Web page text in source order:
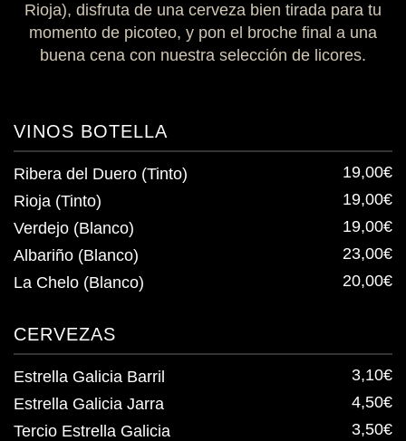
Rioja), disfruta de una cerveza bien tirada para tu
momento de picoteo, y pon el broche final a una
buena cena con nuestra selección de licores.
VINOS BOTELLA
Ribera del Duero (Tinto)
19,00€
Rioja (Tinto)
19,00€
Verdejo (Blanco)
19,00€
Albariño (Blanco)
23,00€
La Chelo (Blanco)
20,00€
CERVEZAS
Estrella Galicia Barril
3,10€
Estrella Galicia Jarra
4,50€
Tercio Estrella Galicia
3,50€